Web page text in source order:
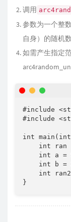
调用
参数为一个整
自身）的随机数
如需产生指定
#include
#include
int
int ran
int a =
int b =
int
}